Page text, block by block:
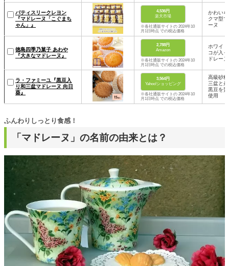
パティスリークレヨン
『マドレーヌ「こぐまち
ゃん」』
4,536円
楽天市場
※各社通販サイトの 2024年10
月1日時点 での税込価格
かわい
クマ型
ーヌ
徳島四季乃菓子 あわや
『大きなマドレーヌ』
2,788円
Amazon
※各社通販サイトの 2024年10
月1日時点 での税込価格
ホワイ
コが入
ドレーヌ
ラ・ファミーユ『黒豆入
り和三盆マドレーヌ 向日
葵』
3,564円
Yahoo!ショッピング
※各社通販サイトの 2024年10
月1日時点 での税込価格
高級砂
三盆と
黒豆を
使用
「マドレーヌ」の名前の由来とは？
ふんわりしっとり食感！